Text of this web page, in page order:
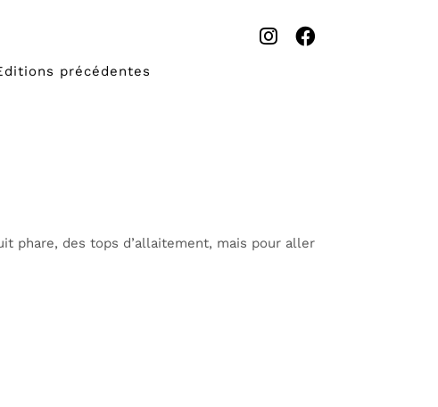
précédentes
phare, des tops d’allaitement, mais pour aller